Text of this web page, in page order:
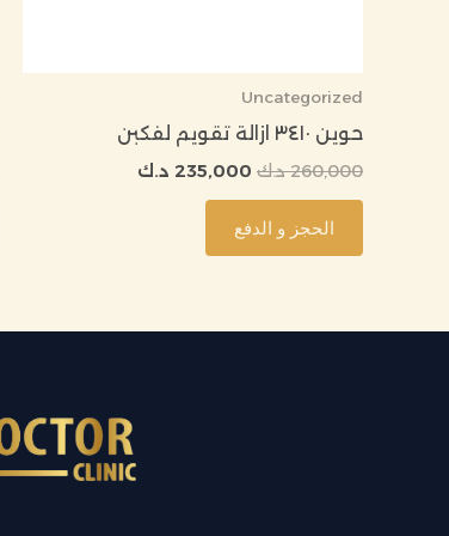
Uncategorized
حوين ٣٤١٠ ازالة تقويم لفكبن
260,000 د.ك 235,000 د.ك
الحجز و الدفع